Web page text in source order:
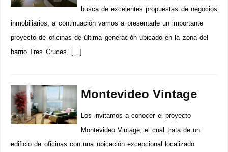
busca de excelentes propuestas de negocios
inmobiliarios, a continuación vamos a presentarle un importante
proyecto de oficinas de última generación ubicado en la zona del
barrio Tres Cruces. […]
Montevideo Vintage
Los invitamos a conocer el proyecto
Montevideo Vintage, el cual trata de un
edificio de oficinas con una ubicación excepcional localizado